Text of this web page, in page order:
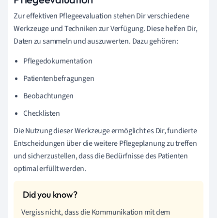
Zur effektiven Pflegeevaluation stehen Dir verschiedene
Werkzeuge und Techniken zur Verfügung. Diese helfen Dir,
Daten zu sammeln und auszuwerten. Dazu gehören:
Pflegedokumentation
Patientenbefragungen
Beobachtungen
Checklisten
Die Nutzung dieser Werkzeuge ermöglicht es Dir, fundierte
Entscheidungen über die weitere Pflegeplanung zu treffen
und sicherzustellen, dass die Bedürfnisse des Patienten
optimal erfüllt werden.
Vergiss nicht, dass die Kommunikation mit dem